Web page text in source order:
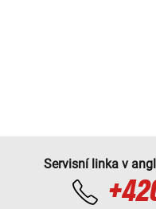
Servisní linka v